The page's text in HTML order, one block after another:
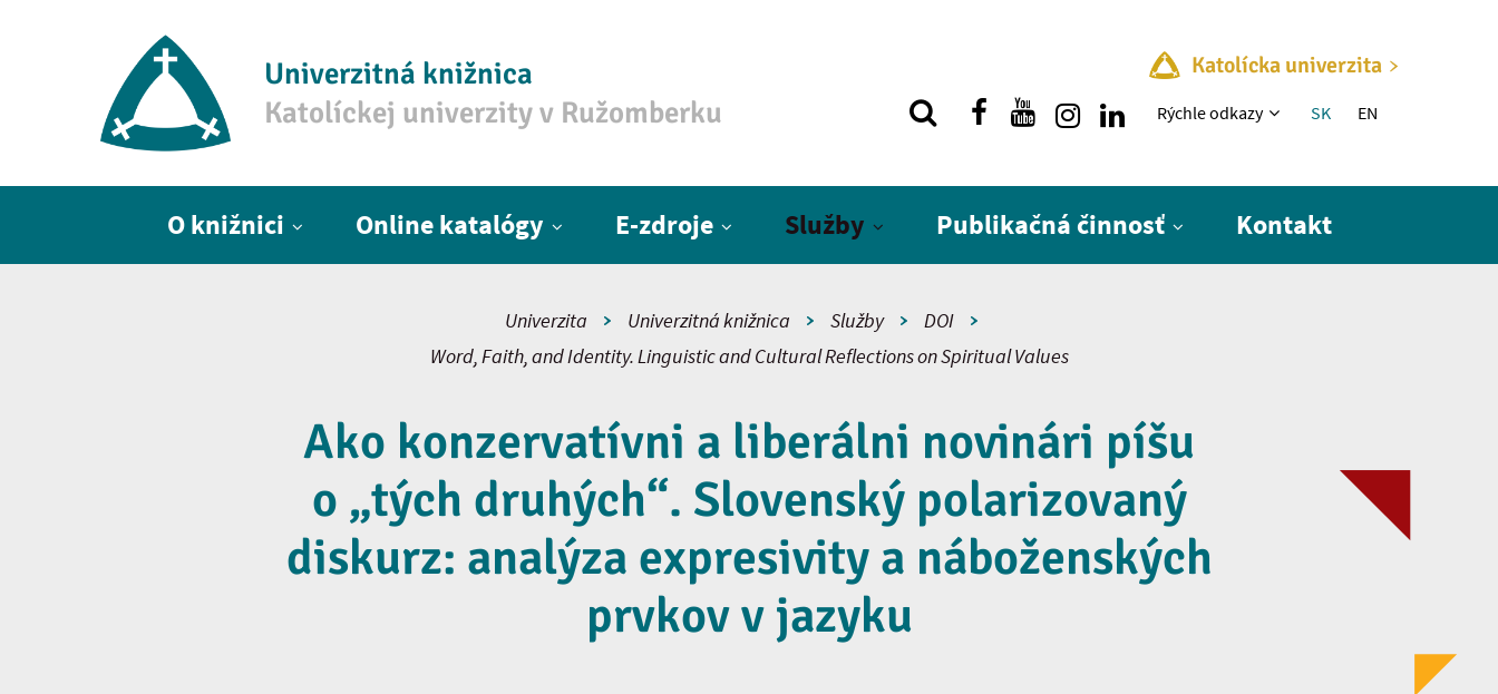
Univerzitná knižnica
Katolíckej univerzity v Ružomberku
Katolícka univerzita
Rýchle menu
Rýchle odkazy SK EN
O knižnici Online katalógy E-zdroje Služby Publikačná činnosť Kontakt
Univerzita Univerzitná knižnica Služby
DOI
Word, Faith, and Identity. Linguistic and Cultural Reflections on Spiritual Values
Ako konzervatívni a liberálni novinári píšu
o „tých druhých“. Slovenský polarizovaný
diskurz: analýza expresivity a náboženských
prvkov v jazyku